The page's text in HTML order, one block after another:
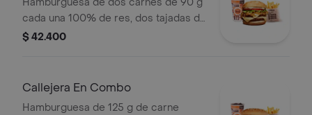
cada una 100% de res, dos tajadas de
queso tipo mozzarella, cebolla grillé,
cascos) + bebida PET
$ 42.400
Callejera En Combo
Hamburguesa de 125 g de carne